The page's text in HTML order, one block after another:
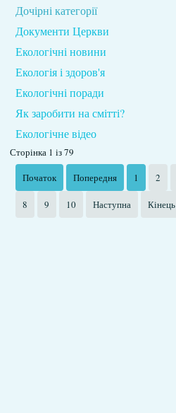
Дочірні категорії
Документи Церкви
Екологічні новини
Екологія і здоров'я
Екологічні поради
Як заробити на смітті?
Екологічне відео
Сторінка 1 із 79
Початок
Попередня 1 2
8 9 10 Наступна Кінець